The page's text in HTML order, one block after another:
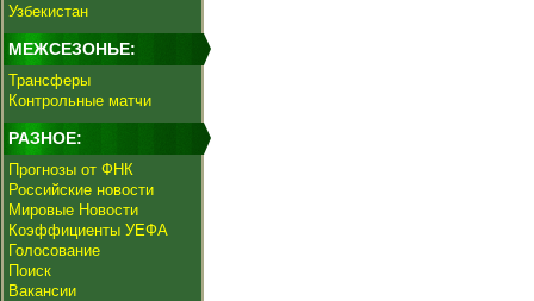
Узбекистан
МЕЖСЕЗОНЬЕ:
Трансферы
Контрольные матчи
РАЗНОЕ:
Прогнозы от ФНК
Российские новости
Мировые Новости
Коэффициенты УЕФА
Голосование
Поиск
Вакансии